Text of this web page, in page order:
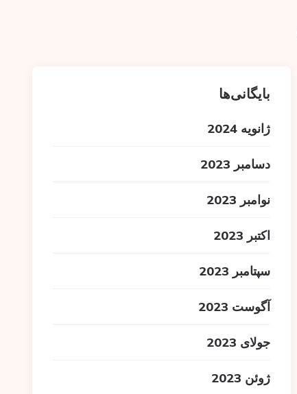
بایگانی‌ها
ژانویه 2024
دسامبر 2023
نوامبر 2023
اکتبر 2023
سپتامبر 2023
آگوست 2023
جولای 2023
ژوئن 2023